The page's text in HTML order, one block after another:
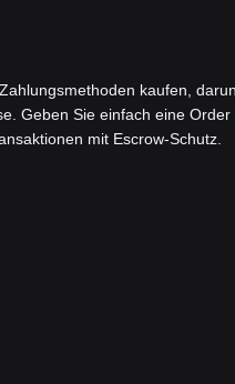
kaufen,
Geben Sie einfach eine
mit Escrow-Schutz.